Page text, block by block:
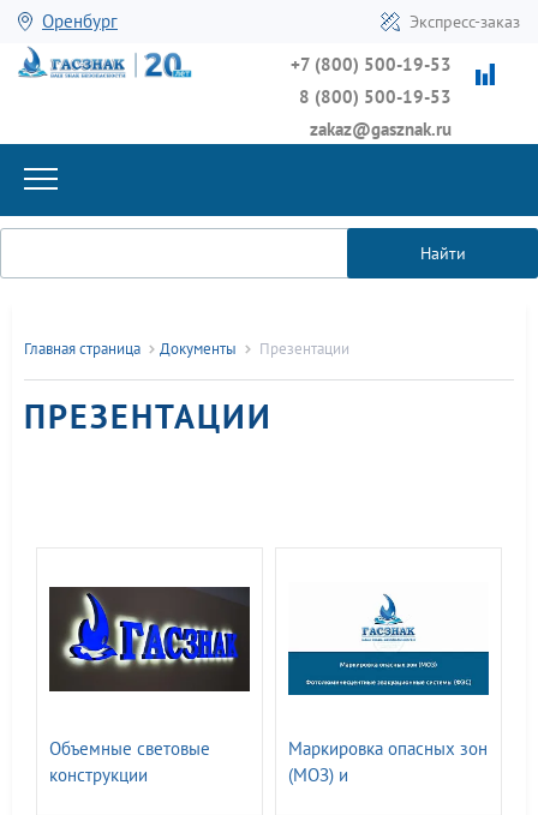
Оренбург Экспресс-заказ
+7 (800) 500-19-53
8 (800) 500-19-53
zakaz@gasznak.ru
Найти
Главная страница Документы Презентации
ПРЕЗЕНТАЦИИ
Объемные световые
конструкции
Маркировка опасных зон
(МОЗ) и